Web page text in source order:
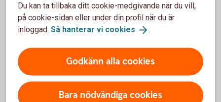
För att se detta innehåll behöver du först
godkänna cookies för Funktioner, prestanda
Inställningar för cookies
Du kan ta tillbaka ditt cookie-medgivande när du vill,
på cookie-sidan eller under din profil när du är
inloggad. Så hanterar vi cookies .
Godkänn alla cookies
Bara nödvändiga cookies